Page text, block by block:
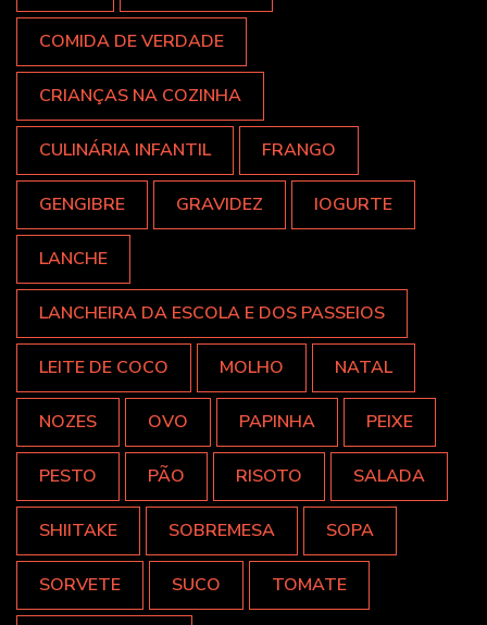
COMIDA DE VERDADE
CRIANÇAS NA COZINHA
CULINÁRIA INFANTIL FRANGO
GENGIBRE GRAVIDEZ IOGURTE
LANCHE
LANCHEIRA DA ESCOLA E DOS PASSEIOS
LEITE DE COCO MOLHO NATAL
NOZES OVO PAPINHA PEIXE
PESTO PÃO RISOTO SALADA
SHIITAKE SOBREMESA SOPA
SORVETE SUCO TOMATE